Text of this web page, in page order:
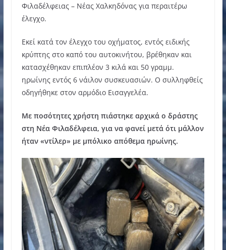
Φιλαδέλφειας – Νέας Χαλκηδόνας για περαιτέρω
έλεγχο.
Εκεί κατά τον έλεγχο του οχήματος, εντός ειδικής
κρύπτης στο καπό του αυτοκινήτου, βρέθηκαν και
κατασχέθηκαν επιπλέον 3 κιλά και 50 γραμμ.
ηρωίνης εντός 6 νάιλον συσκευασιών. Ο συλληφθείς
οδηγήθηκε στον αρμόδιο Εισαγγελέα.
Με ποσότητες χρήστη πιάστηκε αρχικά ο δράστης
στη Νέα Φιλαδέλφεια, για να φανεί μετά ότι μάλλον
ήταν «ντίλερ» με μπόλικο απόθεμα ηρωίνης.